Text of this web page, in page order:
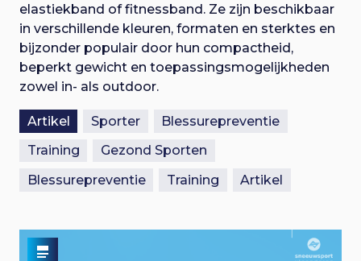
elastiekband of fitnessband. Ze zijn beschikbaar
in verschillende kleuren, formaten en sterktes en
bijzonder populair door hun compactheid,
beperkt gewicht en toepassingsmogelijkheden
zowel in- als outdoor.
Artikel Sporter
Blessurepreventie
Training
Gezond Sporten
Blessurepreventie
Training Artikel